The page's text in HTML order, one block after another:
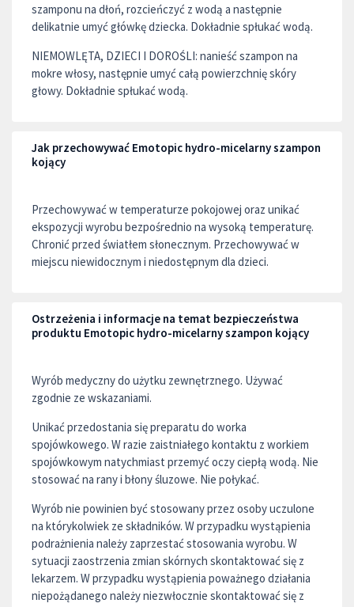
szamponu na dłoń, rozcieńczyć z wodą a następnie
delikatnie umyć główkę dziecka. Dokładnie spłukać wodą.
NIEMOWLĘTA, DZIECI I DOROŚLI: nanieść szampon na
mokre włosy, następnie umyć całą powierzchnię skóry
głowy. Dokładnie spłukać wodą.
Jak przechowywać Emotopic hydro-micelarny szampon
kojący
Przechowywać w temperaturze pokojowej oraz unikać
ekspozycji wyrobu bezpośrednio na wysoką temperaturę.
Chronić przed światłem słonecznym. Przechowywać w
miejscu niewidocznym i niedostępnym dla dzieci.
Ostrzeżenia i informacje na temat bezpieczeństwa
produktu Emotopic hydro-micelarny szampon kojący
Wyrób medyczny do użytku zewnętrznego. Używać
zgodnie ze wskazaniami.
Unikać przedostania się preparatu do worka
spojówkowego. W razie zaistniałego kontaktu z workiem
spojówkowym natychmiast przemyć oczy ciepłą wodą. Nie
stosować na rany i błony śluzowe. Nie połykać.
Wyrób nie powinien być stosowany przez osoby uczulone
na którykolwiek ze składników. W przypadku wystąpienia
podrażnienia należy zaprzestać stosowania wyrobu. W
sytuacji zaostrzenia zmian skórnych skontaktować się z
lekarzem. W przypadku wystąpienia poważnego działania
niepożądanego należy niezwłocznie skontaktować się z